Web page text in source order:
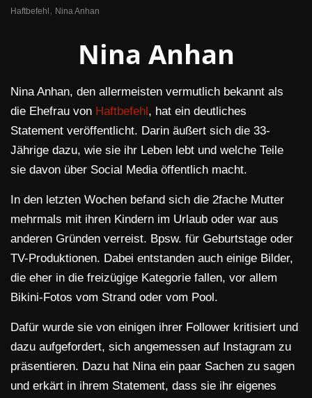
Haftbefehl , Nina Anhan
Nina Anhan
Nina Anhan, den allermeisten vermutlich bekannt als
die Ehefrau von Haftbefehl , hat ein deutliches
Statement veröffentlicht. Darin äußert sich die 33-
Jährige dazu, wie sie ihr Leben lebt und welche Teile
sie davon über Social Media öffentlich macht.
In den letzten Wochen befand sich die 2fache Mutter
mehrmals mit ihren Kindern im Urlaub oder war aus
anderen Gründen verreist. Bpsw. für Geburtstage oder
TV-Produktionen. Dabei entstanden auch einige Bilder,
die eher in die freizügige Kategorie fallen, vor allem
Bikini-Fotos vom Strand oder vom Pool.
Dafür wurde sie von einigen ihrer Follower kritisiert und
dazu aufgefordert, sich angemessen auf Instagram zu
präsentieren. Dazu hat Nina ein paar Sachen zu sagen
und erkärt in ihrem Statement, dass sie ihr eigenes